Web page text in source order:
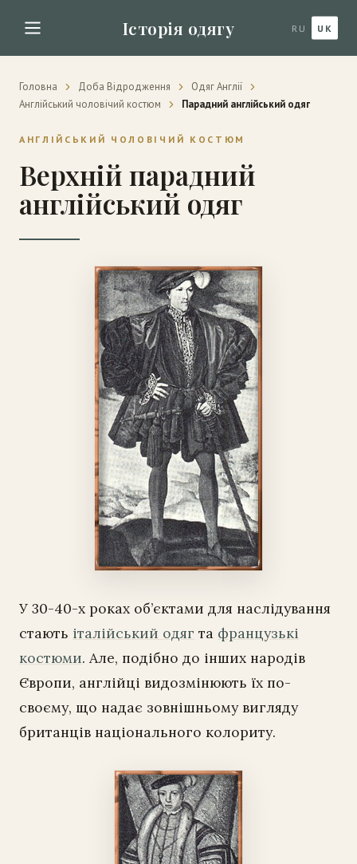
Історія одягу RU UK
Головна Доба Відродження
Одяг Англії
Англійський чоловічий костюм
Парадний англійський одяг
АНГЛІЙСЬКИЙ ЧОЛОВІЧИЙ КОСТЮМ
Верхній парадний
англійський одяг
У 30-40-х роках об’єктами для наслідування
стають італійський одяг та французькі
костюми. Але, подібно до інших народів
Європи, англійці видозмінюють їх по-
своєму, що надає зовнішньому вигляду
британців національного колориту.